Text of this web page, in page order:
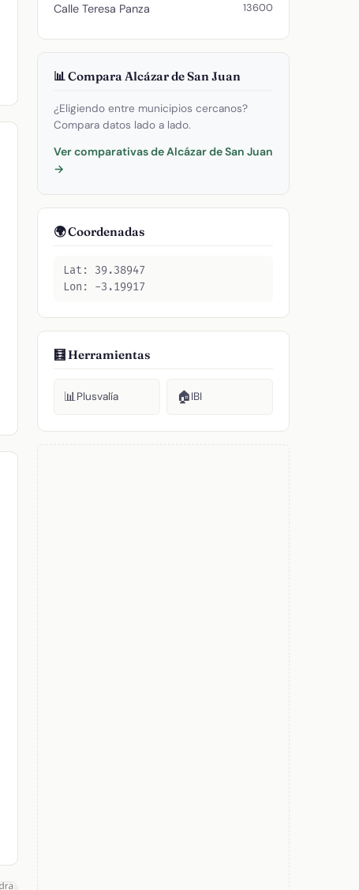
Calle Teresa Panza 13600
📊 Compara Alcázar de San Juan
¿Eligiendo entre municipios cercanos?
Compara datos lado a lado.
Ver comparativas de Alcázar de San Juan
→
🌍 Coordenadas
Lat: 39.38947
Lon: -3.19917
🧮 Herramientas
📊Plusvalía 🏠IBI